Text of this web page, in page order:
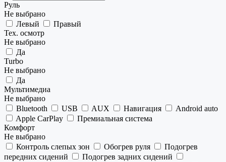
Руль
Не выбрано
Левый
Правый
Тех. осмотр
Не выбрано
Да
Turbo
Не выбрано
Да
Мультимедиа
Не выбрано
Bluetooth
USB AUX Навигация
Android auto
Apple CarPlay
Премиальная система
Комфорт
Не выбрано
Контроль слепых зон
Обогрев руля
Подогрев
передних сидений
Подогрев задних сидений